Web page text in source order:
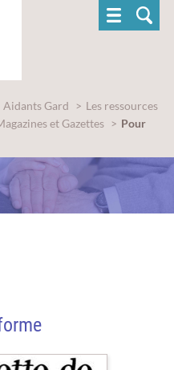
départemental
Aidants Gard
Les ressources
et Gazettes
Pour